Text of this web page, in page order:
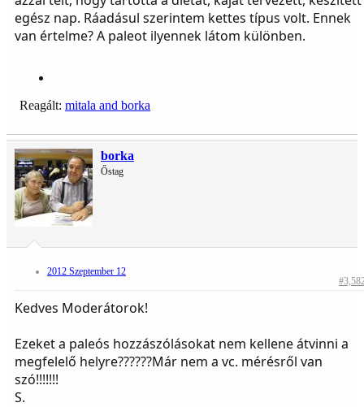
egész nap. Ráadásul szerintem kettes típus volt. Ennek
van értelme? A paleot ilyennek látom különben.
Reagált: mitala and borka
borka
Őstag
2012 Szeptember 12
Kedves Moderátorok!
Ezeket a paleós hozzászólásokat nem kellene átvinni a
megfelelő helyre??????Már nem a vc. mérésről van
szó!!!!!!!
S.